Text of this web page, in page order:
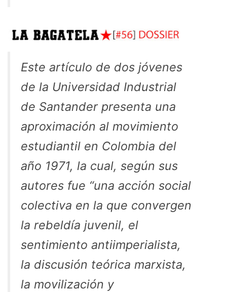
Este artículo de dos jóvenes
de la Universidad Industrial
de Santander presenta una
aproximación al movimiento
estudiantil en Colombia del
año 1971, la cual, según sus
autores fue “una acción social
colectiva en la que convergen
la rebeldía juvenil, el
sentimiento antiimperialista,
la discusión teórica marxista,
la movilización y